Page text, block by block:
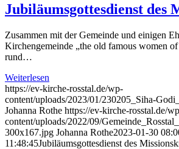
Jubiläumsgottesdienst des
Zusammen mit der Gemeinde und einigen
Kirchengemeinde „the old famous women
rund…
Weiterlesen
https://ev-kirche-rosstal.de/wp-
content/uploads/2023/01/230205_Siha-
Johanna Rothe https://ev-kirche-rosstal.de/
content/uploads/2022/09/
300x167.jpg Johanna Rothe2023-01-30
11:48:45Jubiläumsgottesdienst des